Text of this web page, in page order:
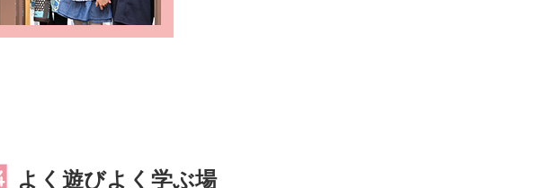
よく遊びよく学ぶ場